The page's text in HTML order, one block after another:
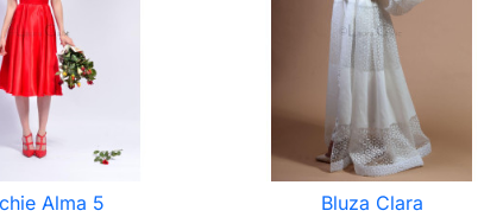
Alma 5 Bluza Clara